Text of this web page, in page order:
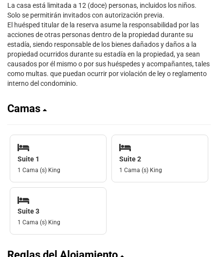
La casa está limitada a 12 (doce) personas, incluidos los niños.
Solo se permitirán invitados con autorización previa.
El huésped titular de la reserva asume la responsabilidad por las
acciones de otras personas dentro de la propiedad durante su
estadía, siendo responsable de los bienes dañados y daños a la
propiedad ocurridos durante su estadía en la propiedad, ya sean
causados ​​por él mismo o por sus huéspedes y acompañantes, tales
como multas. que puedan ocurrir por violación de ley o reglamento
interno del condominio.
Camas
Suite 1
1 Cama (s) King
Suite 2
1 Cama (s) King
Suite 3
1 Cama (s) King